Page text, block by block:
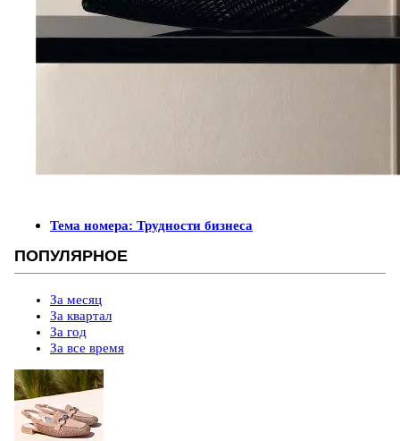
Тема номера: Трудности бизнеса
ПОПУЛЯРНОЕ
За месяц
За квартал
За год
За все время